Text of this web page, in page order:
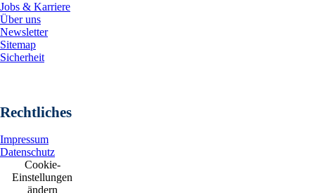
Jobs & Karriere
Über uns
Newsletter
Sitemap
Sicherheit
Rechtliches
Impressum
Datenschutz
Cookie-
Einstellungen
ändern